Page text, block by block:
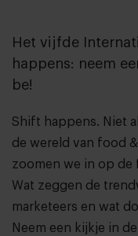
Het vijfde
happens: neem
be!
Shift happens. Niet
de wereld van food
zoomen we in op de
Wat zeggen de
marketeers en wat
Neem een kijkje in